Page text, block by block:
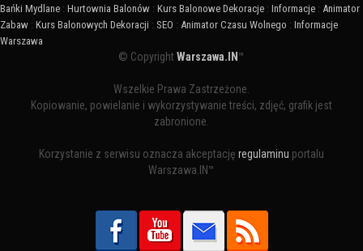
Bańki Mydlane : Hurtownia Balonów : Kurs Balonowe Dekoracje : Informacje : Animator
Zabaw : Kurs Balonowych Dekoracji : SEO : Animator Czasu Wolnego : Informacje
Warszawa
© CopyrightWarszawa.IN ™
Wszelkie Prawa Zastrzeżone.
Kopiowanie, powielanie i wykorzystywanie treści, zdjęć, grafik jest
zabronione.
Korzystanie z serwisu oznacza akceptację regulaminu portalu
Warszawa.IN™